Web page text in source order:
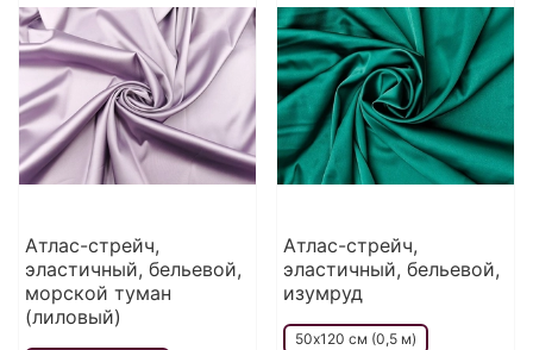
Атлас-стрейч,
эластичный, бельевой,
морской туман
(лиловый)
Атлас-стрейч,
эластичный, бельевой,
изумруд
50х120 см (0,5 м)